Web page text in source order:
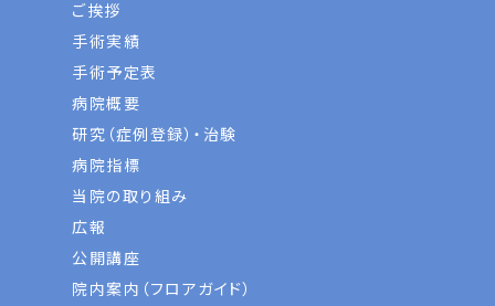
ご挨拶
手術実績
手術予定表
病院概要
研究（症例登録）・治験
病院指標
当院の取り組み
広報
公開講座
院内案内（フロアガイド）